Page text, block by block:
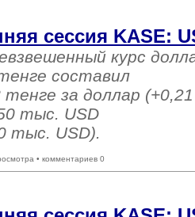
сессия KASE:
курс
составил
тенге за доллар
тыс. USD
тыс. USD).
• комментариев 0